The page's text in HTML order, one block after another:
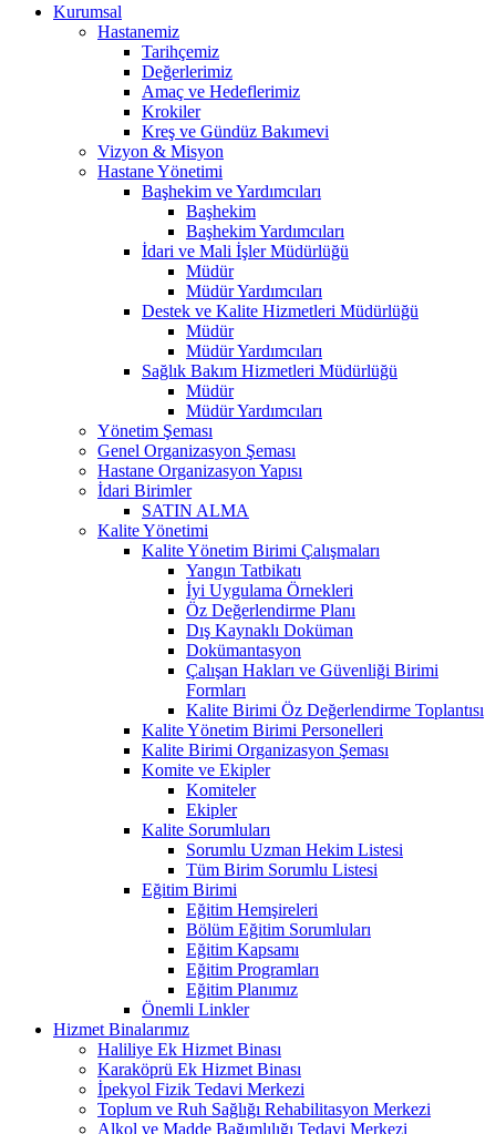
Kurumsal
Hastanemiz
Tarihçemiz
Değerlerimiz
Amaç ve Hedeflerimiz
Krokiler
Kreş ve Gündüz Bakımevi
Vizyon & Misyon
Hastane Yönetimi
Başhekim ve Yardımcıları
Başhekim
Başhekim Yardımcıları
İdari ve Mali İşler Müdürlüğü
Müdür
Müdür Yardımcıları
Destek ve Kalite Hizmetleri Müdürlüğü
Müdür
Müdür Yardımcıları
Sağlık Bakım Hizmetleri Müdürlüğü
Müdür
Müdür Yardımcıları
Yönetim Şeması
Genel Organizasyon Şeması
Hastane Organizasyon Yapısı
İdari Birimler
SATIN ALMA
Kalite Yönetimi
Kalite Yönetim Birimi Çalışmaları
Yangın Tatbikatı
İyi Uygulama Örnekleri
Öz Değerlendirme Planı
Dış Kaynaklı Doküman
Dokümantasyon
Çalışan Hakları ve Güvenliği Birimi
Formları
Kalite Birimi Öz Değerlendirme Toplantısı
Kalite Yönetim Birimi Personelleri
Kalite Birimi Organizasyon Şeması
Komite ve Ekipler
Komiteler
Ekipler
Kalite Sorumluları
Sorumlu Uzman Hekim Listesi
Tüm Birim Sorumlu Listesi
Eğitim Birimi
Eğitim Hemşireleri
Bölüm Eğitim Sorumluları
Eğitim Kapsamı
Eğitim Programları
Eğitim Planımız
Önemli Linkler
Hizmet Binalarımız
Haliliye Ek Hizmet Binası
Karaköprü Ek Hizmet Binası
İpekyol Fizik Tedavi Merkezi
Toplum ve Ruh Sağlığı Rehabilitasyon Merkezi
Alkol ve Madde Bağımlılığı Tedavi Merkezi